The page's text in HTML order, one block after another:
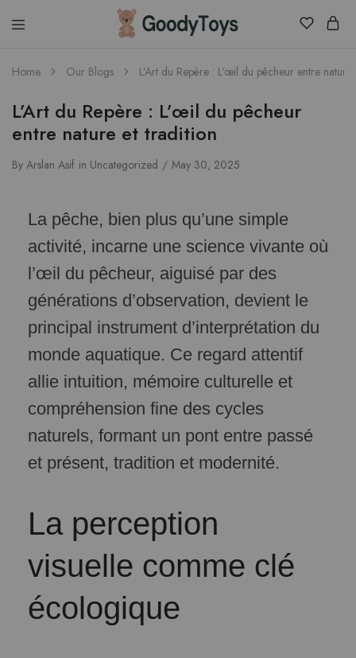
Children
Toys
Home Our Blogs L’Art du Repère : L’œil du pêcheur entre
L’Art du Repère : L’œil du pêcheur
entre nature et tradition
By Arslan Asif in Uncategorized May 30, 2025
La pêche, bien plus qu’une simple
activité, incarne une science vivante où
l’œil du pêcheur, aiguisé par des
générations d’observation, devient le
principal instrument d’interprétation du
monde aquatique. Ce regard attentif
allie intuition, mémoire culturelle et
compréhension fine des cycles
naturels, formant un pont entre passé
et présent, tradition et modernité.
La perception
visuelle comme clé
écologique